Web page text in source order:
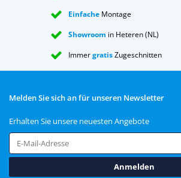
Einfache Montage
Showroom in Heteren (NL)
ImmergratisZugeschnitten
Melden Sie sich an für unseren Newsletter
Erhalten Sie unsere neuesten Angebote
Anmelden